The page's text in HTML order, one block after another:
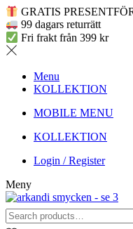
GRATIS
99 dagars returrätt
Fri frakt från 399 kr
Menu
KOLLEKTION
MOBILE MENU
KOLLEKTION
Login / Register
Meny
Search
for:>